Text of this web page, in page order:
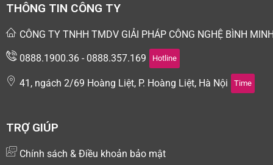
THÔNG TIN CÔNG TY
CÔNG TY TNHH TMDV GIẢI PHÁP CÔNG NGHỆ BÌNH
0888.1900.36 - 0888.357.169 Hotline
41, ngách 2/69 Hoàng Liệt, P. Hoàng Liệt, Hà Nội Time
TRỢ GIÚP
Chính sách & Điều khoản bảo mật